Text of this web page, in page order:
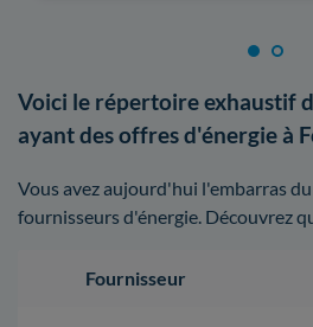
Voici le répertoire exhaustif
ayant des offres d'énergie à
Vous avez aujourd'hui l'embarras
fournisseurs d'énergie. Découvrez
Fournisseur